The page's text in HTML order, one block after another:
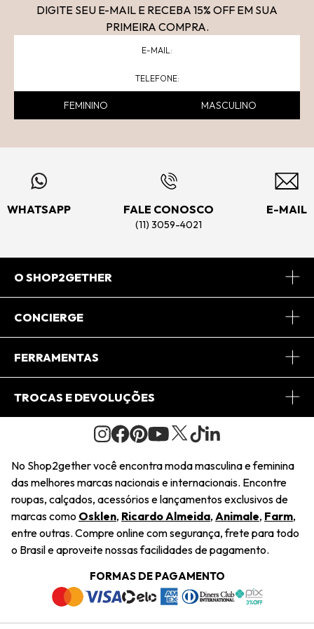
DIGITE SEU E-MAIL E RECEBA 15% OFF EM SUA
PRIMEIRA COMPRA.
FEMININO MASCULINO
WHATSAPP FALE CONOSCO
(11) 3059-4021
E-MAIL
O SHOP2GETHER
Sobre Nós
Journal
Saiu na Mídia
Sustentabilidade
Navegando
Termos e Condições
Trabalhe Conosco
CONCIERGE
Central de Relacionamento
Regulamento e Promoções
FERRAMENTAS
Minha Conta
Pedido de Presente
Wishlist
TROCAS E DEVOLUÇÕES
Condições Gerais
Troca Fácil
Restituição de Pagamento
Dúvidas Frequentes
Termos e Condições
Política de Privacidade
No Shop2gether você encontra moda masculina e feminina
das melhores marcas nacionais e internacionais. Encontre
roupas, calçados, acessórios e lançamentos exclusivos de
marcas como Osklen, Ricardo Almeida, Animale, Farm,
entre outras. Compre online com segurança, frete para todo
o Brasil e aproveite nossas facilidades de pagamento.
FORMAS DE PAGAMENTO